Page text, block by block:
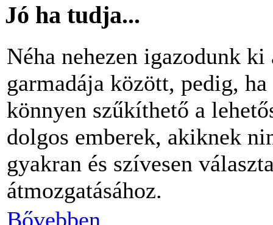
Jó ha tudja...
Néha nehezen igazodunk
garmadája között, pedig,
könnyen szűkíthető a
dolgos emberek, akiknek
gyakran és szívesen
átmozgatásához.
Bővebben...